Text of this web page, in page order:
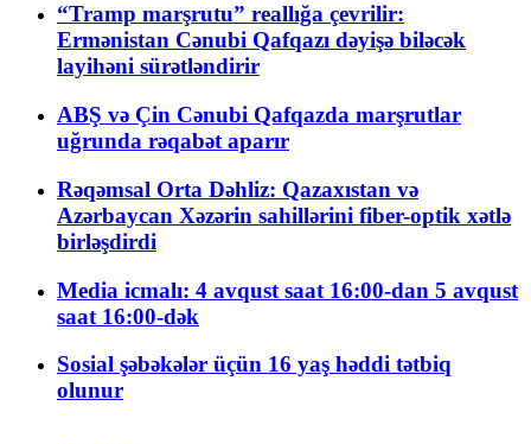
“Tramp marşrutu” reallığa çevrilir:
Ermənistan Cənubi Qafqazı dəyişə biləcək
layihəni sürətləndirir
ABŞ və Çin Cənubi Qafqazda marşrutlar
uğrunda rəqabət aparır
Rəqəmsal Orta Dəhliz: Qazaxıstan və
Azərbaycan Xəzərin sahillərini fiber-optik xətlə
birləşdirdi
Media icmalı: 4 avqust saat 16:00-dan 5 avqust
saat 16:00-dək
Sosial şəbəkələr üçün 16 yaş həddi tətbiq
olunur